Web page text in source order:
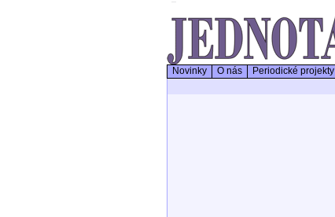
Novinky O nás Periodické projekty